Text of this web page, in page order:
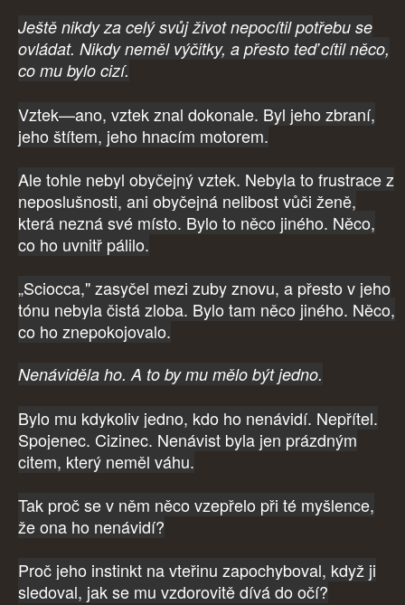
Ještě nikdy za celý svůj život nepocítil potřebu se
ovládat. Nikdy neměl výčitky, a přesto teď cítil něco,
co mu bylo cizí.
Vztek—ano, vztek znal dokonale. Byl jeho zbraní,
jeho štítem, jeho hnacím motorem.
Ale tohle nebyl obyčejný vztek. Nebyla to frustrace z
neposlušnosti, ani obyčejná nelibost vůči ženě,
která nezná své místo. Bylo to něco jiného. Něco,
co ho uvnitř pálilo.
„Sciocca," zasyčel mezi zuby znovu, a přesto v jeho
tónu nebyla čistá zloba. Bylo tam něco jiného. Něco,
co ho znepokojovalo.
Nenáviděla ho. A to by mu mělo být jedno.
Bylo mu kdykoliv jedno, kdo ho nenávidí. Nepřítel.
Spojenec. Cizinec. Nenávist byla jen prázdným
citem, který neměl váhu.
Tak proč se v něm něco vzepřelo při té myšlence,
že ona ho nenávidí?
Proč jeho instinkt na vteřinu zapochyboval, když ji
sledoval, jak se mu vzdorovitě dívá do očí?